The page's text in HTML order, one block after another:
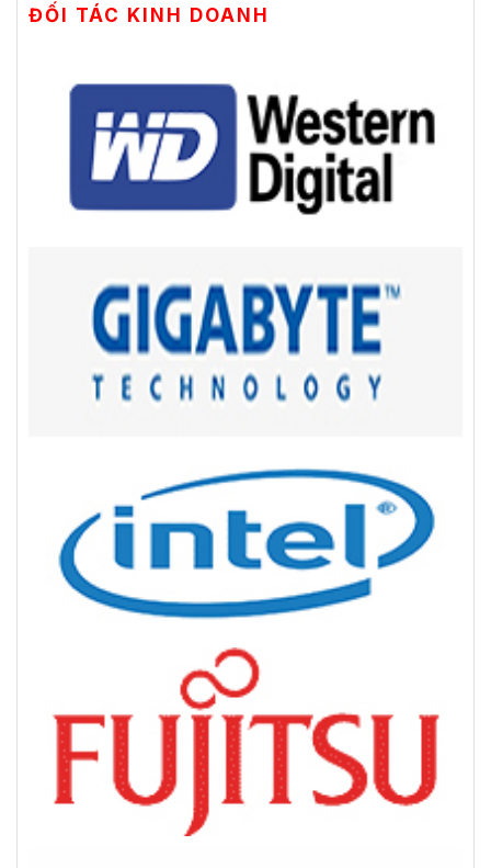
ĐỐI TÁC KINH DOANH